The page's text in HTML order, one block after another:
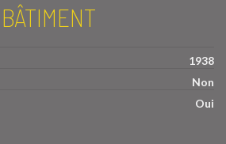
BÂTIMENT
1938
Non
Oui